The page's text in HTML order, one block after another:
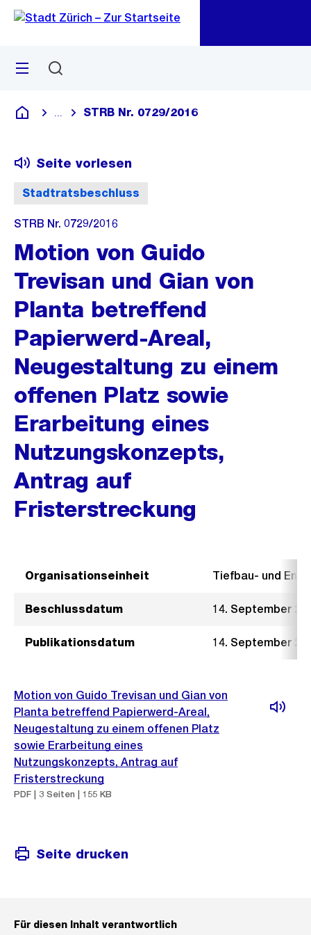
Navigation
Sprunglink
Menü
Deutsch
Blende alle Breadcrumbs ein
STRB Nr. 0729/2016
Stadtratsbeschluss
Seite vorlesen
STRB Nr. 0729/2016
Motion von Guido
Trevisan und Gian von
Planta betreffend
Papierwerd-Areal,
Neugestaltung zu einem
offenen Platz sowie
Erarbeitung eines
Nutzungskonzepts,
Antrag auf
Fristerstreckung
Organisationseinheit Tiefbau- und
Beschlussdatum 14. September
Publikationsdatum 14. September
Motion von Guido Trevisan und Gian von
Planta betreffend Papierwerd-Areal,
Neugestaltung zu einem offenen Platz
sowie Erarbeitung eines
Nutzungskonzepts, Antrag auf
Fristerstreckung
PDF | 3 Seiten | 155 KB
Seite drucken
Für diesen Inhalt verantwortlich